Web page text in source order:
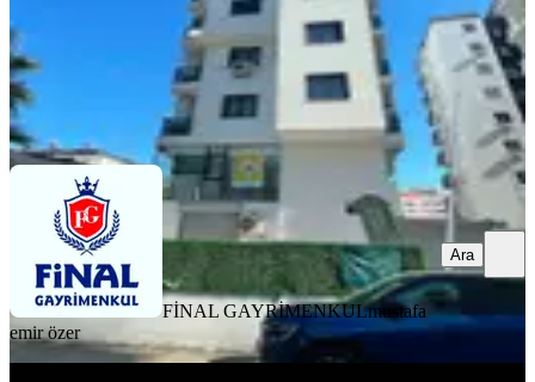
FİNAL GAYRİMENKUL mustafa emir özer
Ara
FİNAL GAYRİMENKULmustafa
emir özer
Ara